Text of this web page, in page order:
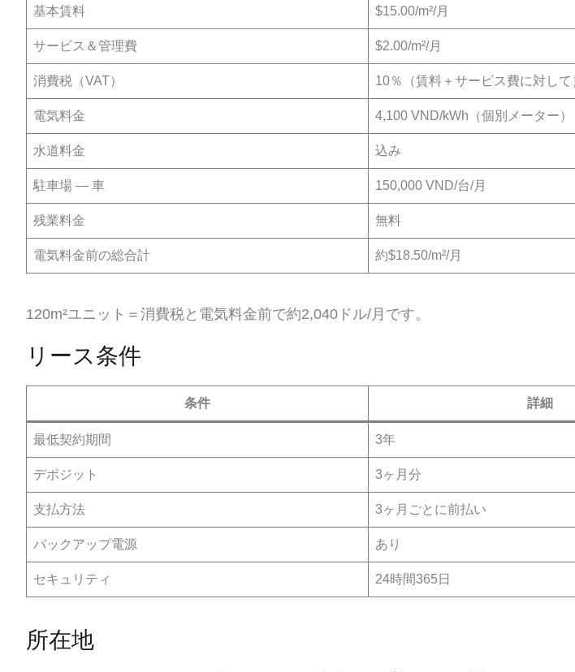
基本賃料 $15.00/m²/月
サービス＆管理費 $2.00/m²/月
消費税（VAT） 10％（賃料＋サービス費に対して
電気料金 4,100 VND/kWh（個別メーター）
水道料金 込み
駐車場 — 車 150,000 VND/台/月
残業料金 無料
電気料金前の総合計 約$18.50/m²/月
120m²ユニット＝消費税と電気料金前で約2,040ドル/月です。
リース条件
条件 詳細
最低契約期間 3年
デポジット 3ヶ月分
支払方法 3ヶ月ごとに前払い
バックアップ電源 あり
セキュリティ 24時間365日
所在地